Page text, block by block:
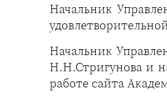
Начальник
Начальник
Н.Н.Стригунова и
работе сайта